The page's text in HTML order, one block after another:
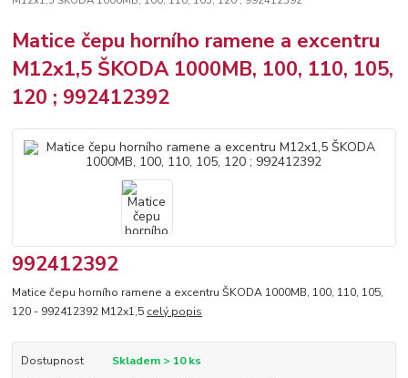
Matice čepu horního ramene a excentru
M12x1,5 ŠKODA 1000MB, 100, 110, 105,
120 ; 992412392
992412392
Matice čepu horního ramene a excentru ŠKODA 1000MB, 100, 110, 105,
120 - 992412392 M12x1,5 celý popis
Dostupnost
Skladem > 10 ks